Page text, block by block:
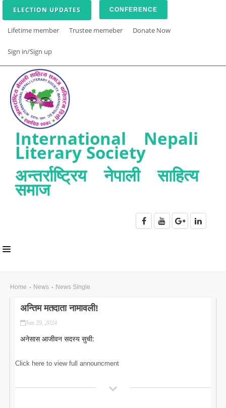
ELECTION UPDATES CONFERENCE
Lifetime member Trustee memeber Donate Now
Sign in/Sign up
International Nepali
Literary Society
अन्तर्राष्ट्रिय नेपाली साहित्य
समाज
ABOUT US
INLS CHAPTER
MEMBERS
EVENTS
Home News News Single
अन्तिम मतदाता नामावली!
Jun 29, 2024
अनेसास आजीवन सदस्य सुची:
Click here to view full announcment